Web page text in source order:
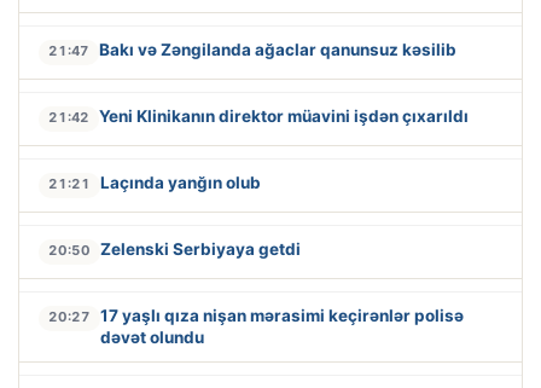
21:47 Bakı və Zəngilanda ağaclar qanunsuz kəsilib
21:42 Yeni Klinikanın direktor müavini işdən çıxarıldı
21:21 Laçında yanğın olub
20:50 Zelenski Serbiyaya getdi
20:27
17 yaşlı qıza nişan mərasimi keçirənlər polisə
dəvət olundu